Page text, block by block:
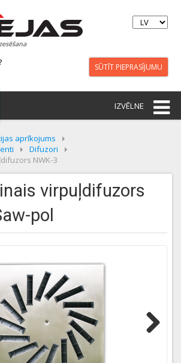
SŪTĪT PIEPRASĪJUMU
IZVĒLNE
aprīkojums
Difuzori
NWK-3
virpuļdifuzors
pol